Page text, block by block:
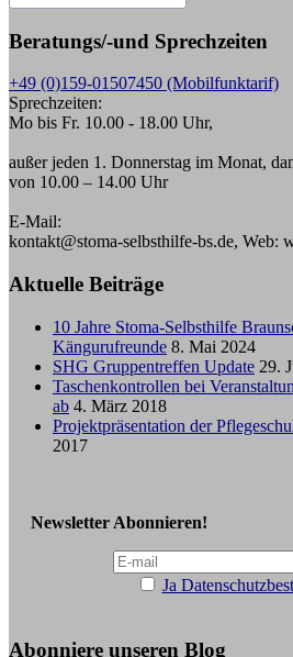
Beratungs/-und Sprechzeiten
+49 (0)159-01507450 (Mobilfunktarif)
Sprechzeiten:
Mo bis Fr. 10.00 - 18.00 Uhr,
außer jeden 1. Donnerstag im Monat,
von 10.00 – 14.00 Uhr
E-Mail:
kontakt@stoma-selbsthilfe-bs.de, Web:
Aktuelle Beiträge
10 Jahre Stoma-Selbsthilfe
Kängurufreunde 8. Mai 2024
SHG Gruppentreffen Update 29.
Taschenkontrollen bei
ab 4. März 2018
Projektpräsentation der
2017
Newsletter Abonnieren!
Ja
Abonniere unseren Blog